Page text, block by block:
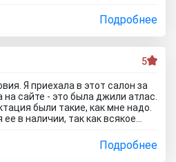
эти машины проблемные. Так
к официальному
не верьте, а то как я
а стоило всего лишь про
отзывы почитать чтоб понять
Подробнее
5
Я приехала в этот салон за
сайте - это была джили атлас.
были такие, как мне надо.
в наличии, так как всякое
Все мне быстро оформили. И,
часы и мне сделали ещё
Подробнее